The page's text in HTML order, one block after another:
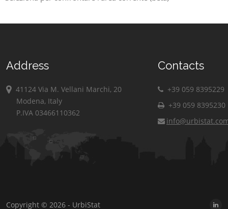
Address
41124 Via M. Vellani Marchi, 20
Modena, Italy
P.IVA 03466110362
Contacts
+39 059 8395229
+39 059 8395230
Copyright © 2026 - UrbiStat